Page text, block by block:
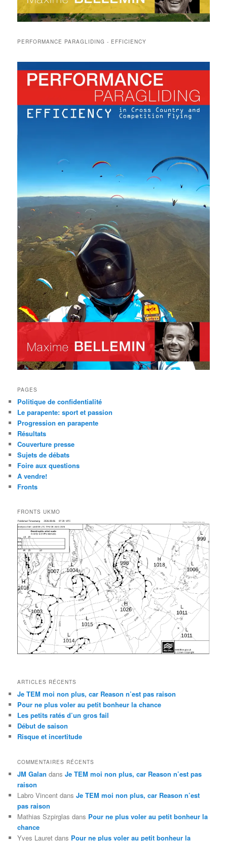
PERFORMANCE PARAGLIDING - EFFICIENCY
PAGES
Politique de confidentialité
Le parapente: sport et passion
Progression en parapente
Résultats
Couverture presse
Sujets de débats
Foire aux questions
A vendre!
Fronts
FRONTS UKMO
ARTICLES RÉCENTS
Je TEM moi non plus, car Reason n’est pas raison
Pour ne plus voler au petit bonheur la chance
Les petits ratés d’un gros fail
Début de saison
Risque et incertitude
COMMENTAIRES RÉCENTS
JM Galan dansJe TEM moi non plus, car Reason n’est pas
raison
Labro Vincent dansJe TEM moi non plus, car Reason n’est
pas raison
Mathias Szpirglas dans Pour ne plus voler au petit bonheur la
chance
Yves Lauret dans Pour ne plus voler au petit bonheur la